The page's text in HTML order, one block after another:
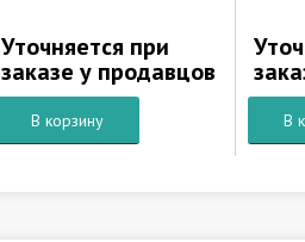
Уточняется при
заказе у продавцов
В корзину В